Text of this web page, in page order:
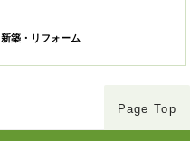
新築・リフォーム
Page Top